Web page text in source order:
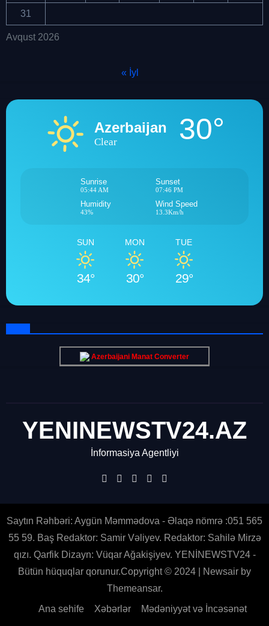
Avqust 2026
31
« İyl
Azerbaijan
Clear 30°
Sunrise
05:44 AM
Sunset
07:46 PM
Humidity
43%
Wind Speed
13.3Km/h
SUN
34°
MON
30°
TUE
29°
Azerbaijani Manat Converter
YENINEWSTV24.AZ
İnformasiya Agentliyi
Saytın Rəhbəri: Aygün Məmmədova - Əlaqə nömrə :051 565
55 59. Baş Redaktor: Samir Vəliyev. Redaktor: Sahilə Mirzə
qızı. Qarfik Dizayn: Vüqar Ağakişiyev. YENİNEWSTV24 -
Bütün hüquqlar qorunur.Copyright © 2024
Newsair by
Themeansar.
Ana sehife Xəbərlər Mədəniyyət və İncəsənət